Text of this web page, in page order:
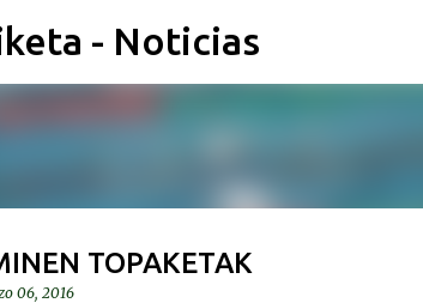
- Noticias
TOPAKETAK
06, 2016